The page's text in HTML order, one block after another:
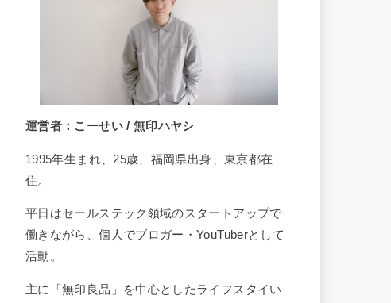
運営者：こーせい / 無印ハヤシ
1995年生まれ、25歳、福岡県出身、東京都在
住。
平日はセールステック領域のスタートアップで
働きながら、個人でブロガー・YouTuberとして
活動。
主に「無印良品」を中心としたライフスタイい